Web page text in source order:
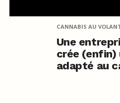
CANNABIS AU
Une
crée
adapté au